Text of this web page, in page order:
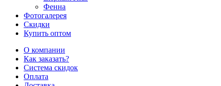
Фенна
Фотогалерея
Скидки
Купить оптом
О компании
Как заказать?
Система скидок
Оплата